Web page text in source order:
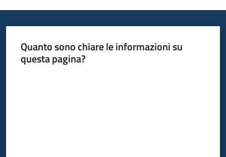
Quanto sono chiare le informazioni su
questa pagina?